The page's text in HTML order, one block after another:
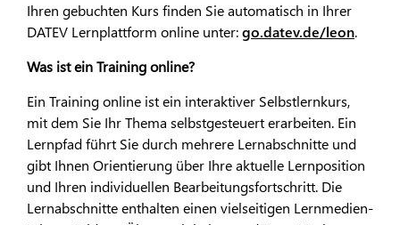
Ihren gebuchten Kurs finden Sie automatisch in Ihrer
DATEV Lernplattform online unter:go.datev.de/leon.
Was ist ein Training online?
Ein Training online ist ein interaktiver Selbstlernkurs,
mit dem Sie Ihr Thema selbstgesteuert erarbeiten. Ein
Lernpfad führt Sie durch mehrere Lernabschnitte und
gibt Ihnen Orientierung über Ihre aktuelle Lernposition
und Ihren individuellen Bearbeitungsfortschritt. Die
Lernabschnitte enthalten einen vielseitigen Lernmedien-